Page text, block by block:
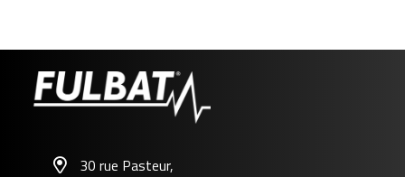
30 rue Pasteur,